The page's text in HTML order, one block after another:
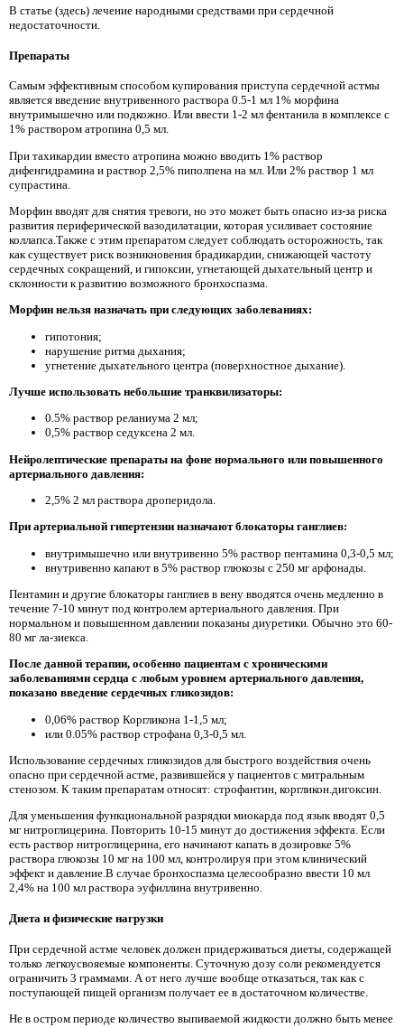
В статье (здесь) лечение народными средствами при сердечной
недостаточности.
Препараты
Самым эффективным способом купирования приступа сердечной астмы
является введение внутривенного раствора 0.5-1 мл 1% морфина
внутримышечно или подкожно. Или ввести 1-2 мл фентанила в комплексе с
1% раствором атропина 0,5 мл.
При тахикардии вместо атропина можно вводить 1% раствор
дифенгидрамина и раствор 2,5% пиполпена на мл. Или 2% раствор 1 мл
супрастина.
Морфин вводят для снятия тревоги, но это может быть опасно из-за риска
развития периферической вазодилатации, которая усиливает состояние
коллапса.Также с этим препаратом следует соблюдать осторожность, так
как существует риск возникновения брадикардии, снижающей частоту
сердечных сокращений, и гипоксии, угнетающей дыхательный центр и
склонности к развитию возможного бронхоспазма.
Морфин нельзя назначать при следующих заболеваниях:
гипотония;
нарушение ритма дыхания;
угнетение дыхательного центра (поверхностное дыхание).
Лучше использовать небольшие транквилизаторы:
0.5% раствор реланиума 2 мл;
0,5% раствор седуксена 2 мл.
Нейролептические препараты на фоне нормального или повышенного
артериального давления:
2,5% 2 мл раствора дроперидола.
При артериальной гипертензии назначают блокаторы ганглиев:
внутримышечно или внутривенно 5% раствор пентамина 0,3-0,5 мл;
внутривенно капают в 5% раствор глюкозы с 250 мг арфонады.
Пентамин и другие блокаторы ганглиев в вену вводятся очень медленно в
течение 7-10 минут под контролем артериального давления. При
нормальном и повышенном давлении показаны диуретики. Обычно это 60-
80 мг ла-зиекса.
После данной терапии, особенно пациентам с хроническими
заболеваниями сердца с любым уровнем артериального давления,
показано введение сердечных гликозидов:
0,06% раствор Коргликона 1-1,5 мл;
или 0.05% раствор строфана 0,3-0,5 мл.
Использование сердечных гликозидов для быстрого воздействия очень
опасно при сердечной астме, развившейся у пациентов с митральным
стенозом. К таким препаратам относят: строфантин, коргликон.дигоксин.
Для уменьшения функциональной разрядки миокарда под язык вводят 0,5
мг нитроглицерина. Повторить 10-15 минут до достижения эффекта. Если
есть раствор нитроглицерина, его начинают капать в дозировке 5%
раствора глюкозы 10 мг на 100 мл, контролируя при этом клинический
эффект и давление.В случае бронхоспазма целесообразно ввести 10 мл
2,4% на 100 мл раствора эуфиллина внутривенно.
Диета и физические нагрузки
При сердечной астме человек должен придерживаться диеты, содержащей
только легкоусвояемые компоненты. Суточную дозу соли рекомендуется
ограничить 3 граммами. А от него лучше вообще отказаться, так как с
поступающей пищей организм получает ее в достаточном количестве.
Не в остром периоде количество выпиваемой жидкости должно быть менее